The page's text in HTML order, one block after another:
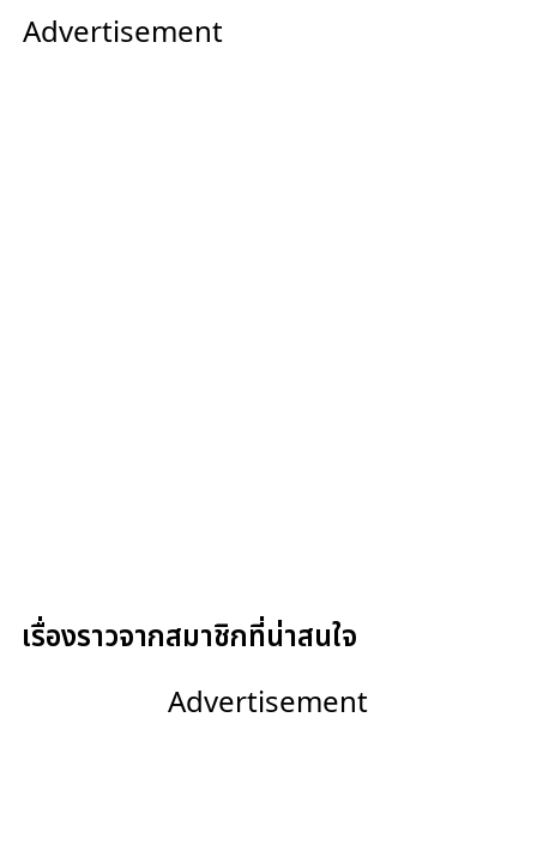
Advertisement
เรื่องราวจากสมาชิกที่น่าสนใจ
Advertisement